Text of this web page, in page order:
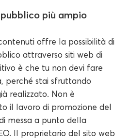
più ampio
offre la possibilità di
attraverso siti web di
è che tu non devi fare
perché stai sfruttando
realizzato. Non è
il lavoro di promozione del
messa a punto della
Il proprietario del sito web